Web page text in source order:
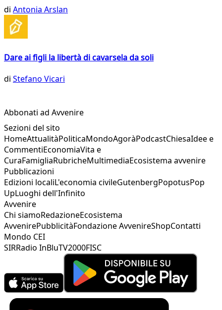
di Antonia Arslan
Dare ai figli la libertà di cavarsela da soli
di Stefano Vicari
Abbonati ad Avvenire
Sezioni del sito
HomeAttualitàPoliticaMondoAgoràPodcastChiesaIdee e
CommentiEconomiaVita e
CuraFamigliaRubricheMultimediaEcosistema avvenire
Pubblicazioni
Edizioni localiL'economia civileGutenbergPopotusPop
UpLuoghi dell'Infinito
Avvenire
Chi siamoRedazioneEcosistema
AvvenirePubblicitàFondazione AvvenireShopContatti
Mondo CEI
SIRRadio InBluTV2000FISC